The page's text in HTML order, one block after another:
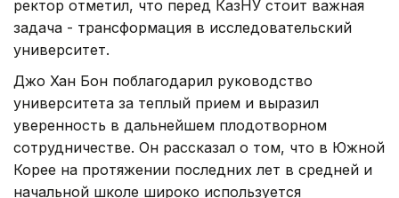
ректор отметил, что перед КазНУ стоит важная
задача - трансформация в исследовательский
университет.
Джо Хан Бон поблагодарил руководство
университета за теплый прием и выразил
уверенность в дальнейшем плодотворном
сотрудничестве. Он рассказал о том, что в Южной
Корее на протяжении последних лет в средней и
начальной школе широко используется